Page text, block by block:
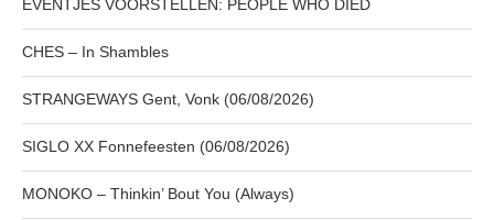
EVENTJES VOORSTELLEN: PEOPLE WHO DIED
CHES – In Shambles
STRANGEWAYS Gent, Vonk (06/08/2026)
SIGLO XX Fonnefeesten (06/08/2026)
MONOKO – Thinkin’ Bout You (Always)